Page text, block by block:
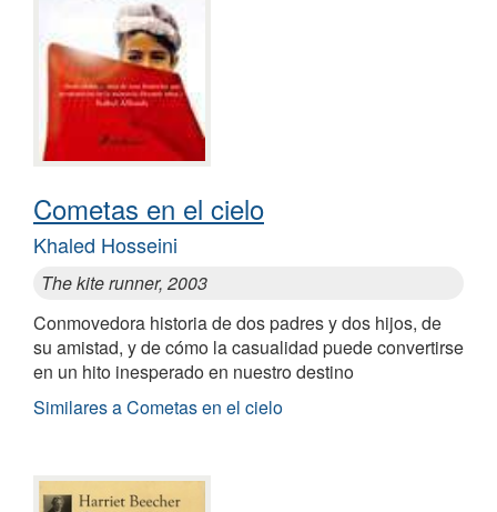
Cometas en el cielo
Khaled Hosseini
The kite runner, 2003
Conmovedora historia de dos padres y dos hijos, de
su amistad, y de cómo la casualidad puede convertirse
en un hito inesperado en nuestro destino
Similares a Cometas en el cielo